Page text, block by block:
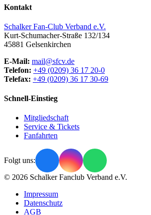
Kontakt
Schalker Fan-Club Verband e.V.
Kurt-Schumacher-Straße 132/134
45881 Gelsenkirchen
E-Mail: mail@sfcv.de
Telefon: +49 (0209) 36 17 20-0
Telefax: +49 (0209) 36 17 30-69
Schnell-Einstieg
Mitgliedschaft
Service & Tickets
Fanfahrten
Folgt uns:
© 2026 Schalker Fanclub Verband e.V.
Impressum
Datenschutz
AGB